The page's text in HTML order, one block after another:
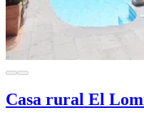
Casa rural El